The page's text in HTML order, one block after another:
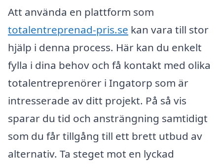
Att använda en plattform som
totalentreprenad-pris.se kan vara till stor
hjälp i denna process. Här kan du enkelt
fylla i dina behov och få kontakt med olika
totalentreprenörer i Ingatorp som är
intresserade av ditt projekt. På så vis
sparar du tid och ansträngning samtidigt
som du får tillgång till ett brett utbud av
alternativ. Ta steget mot en lyckad